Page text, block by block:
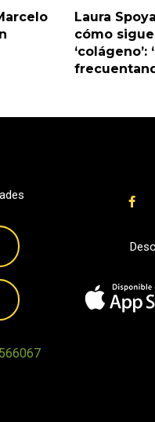
Laura
cómo